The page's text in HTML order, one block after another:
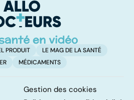
PRODUIT
LE MAG DE LA SANTÉ
MÉDICAMENTS
Gestion des cookies